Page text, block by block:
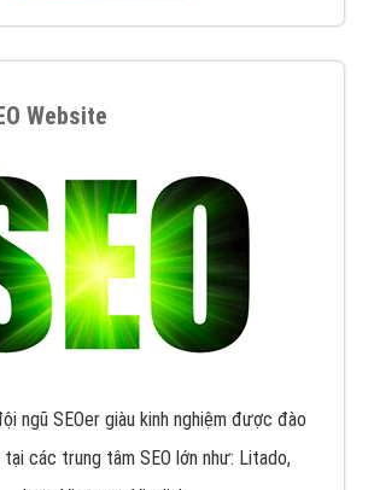
Website
ngũ SEOer giàu kinh nghiệm được đào
tại các trung tâm SEO lớn như: Litado,